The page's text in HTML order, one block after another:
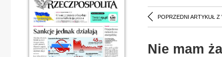
POPRZEDNI ARTYKUŁ Z
Nie mam